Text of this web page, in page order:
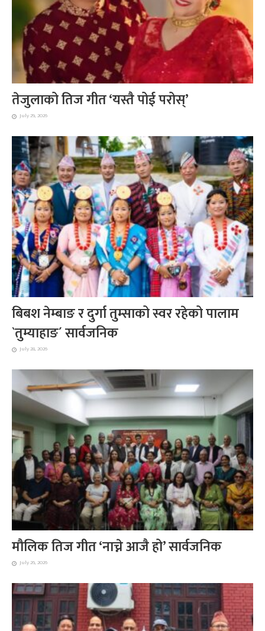
तेजुलाको तिज गीत ‘यस्तै पोई परोस्’
July 29, 2026
बिबश नेम्बाङ र दुर्गा तुम्साको स्वर रहेको पालाम
`तुम्याहाङ´ सार्वजनिक
July 28, 2026
मौलिक तिज गीत ‘नाच्ने आजै हो’ सार्वजनिक
July 26, 2026